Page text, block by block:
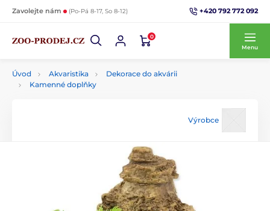
Zavolejte nám (Po-Pá 8-17, So 8-12) +420 792 772 092
0
Menu
Úvod Akvaristika
Dekorace do akvárii
Kamenné doplňky
Výrobce